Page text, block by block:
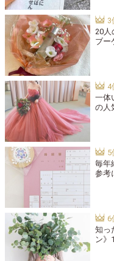
20人
ブー
一体
の人
毎年
参考
知っ
ン》